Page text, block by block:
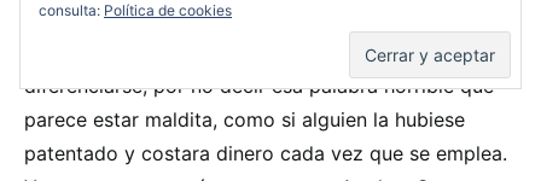
infectados, ya repito que me da lo mismo que lo
mismo me da, en un afanoso intento por
diferenciarse, por no decir esa palabra horrible que
parece estar maldita, como si alguien la hubiese
patentado y costara dinero cada vez que se emplea.
consulta: Política de cookies